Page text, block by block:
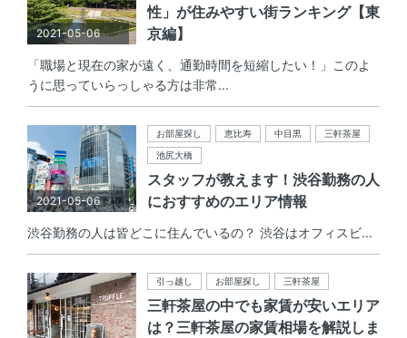
2021-05-06
性」が住みやすい街ランキング【東
京編】
「職場と現在の家が遠く、通勤時間を短縮したい！」このよ
うに思っていらっしゃる方は非常...
2021-05-06
お部屋探し 恵比寿 中目黒
三軒茶屋
池尻大橋
スタッフが教えます！渋谷勤務の人
におすすめのエリア情報
渋谷勤務の人は皆どこに住んでいるの？ 渋谷はオフィスビ...
引っ越し お部屋探し 三軒茶屋
三軒茶屋の中でも家賃が安いエリア
は？三軒茶屋の家賃相場を解説しま